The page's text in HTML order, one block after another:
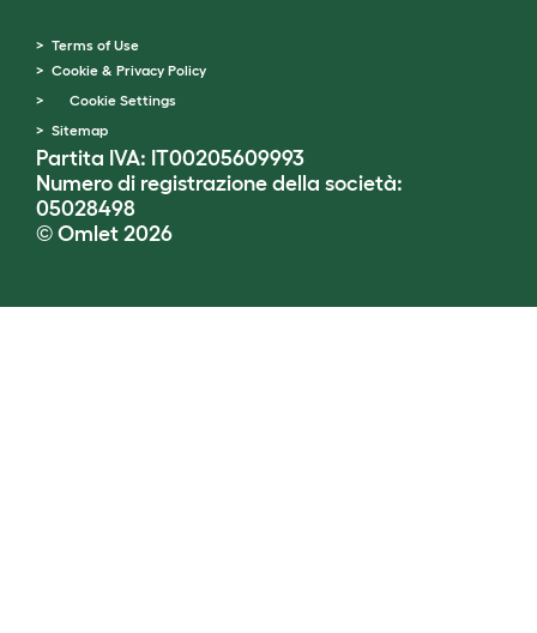
Terms of Use
Cookie & Privacy Policy
Cookie Settings
Sitemap
Partita IVA: IT00205609993
Numero di registrazione della società:
05028498
© Omlet 2026